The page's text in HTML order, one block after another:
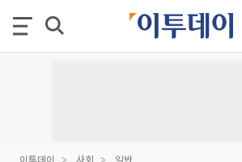
이투데이 사회 일반